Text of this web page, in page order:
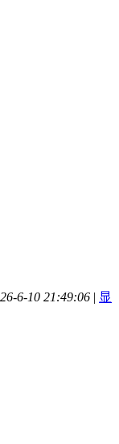
6-10 21:49:06 | 显